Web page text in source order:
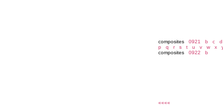
composites 0921 b c
d
p
q r s t u v w x
composites 0922 b
««««